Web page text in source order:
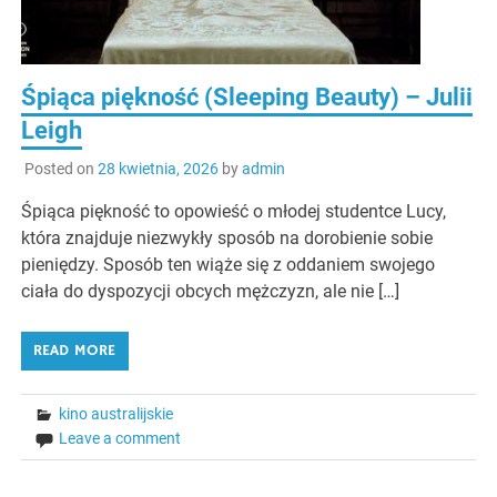
Śpiąca piękność (Sleeping Beauty) – Julii
Leigh
Posted on 28 kwietnia, 2026byadmin
Śpiąca piękność to opowieść o młodej studentce Lucy,
która znajduje niezwykły sposób na dorobienie sobie
pieniędzy. Sposób ten wiąże się z oddaniem swojego
ciała do dyspozycji obcych mężczyzn, ale nie […]
READ MORE
kino australijskie
Leave a comment